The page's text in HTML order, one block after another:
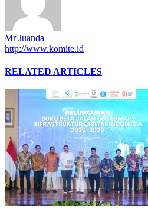
Mr Juanda
http://www.komite.id
RELATED ARTICLES